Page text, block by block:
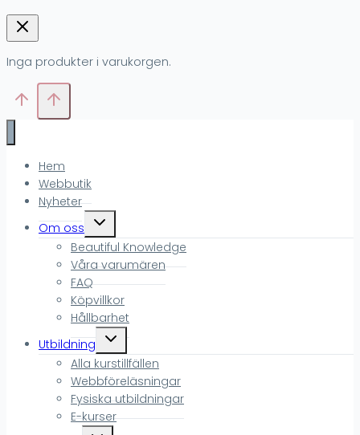
Inga produkter i varukorgen.
Hem
Webbutik
Nyheter
Om oss
Toggle
child
menu
Beautiful Knowledge
Våra varumären
FAQ
Köpvillkor
Hållbarhet
Utbildning
Toggle
child
menu
Alla kurstillfällen
Webbföreläsningar
Fysiska utbildningar
E-kurser